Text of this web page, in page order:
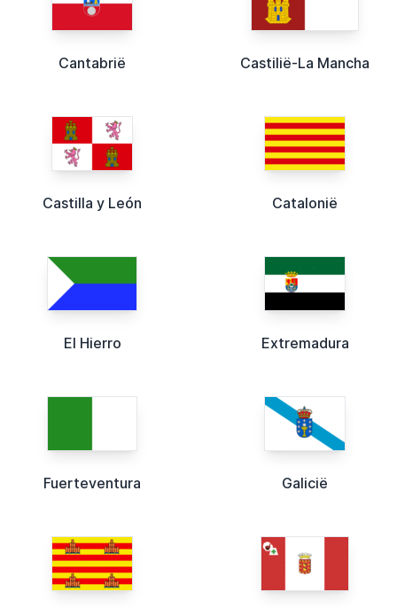
Cantabrië Castilië-La Mancha
Castilla y León Catalonië
El Hierro Extremadura
Fuerteventura Galicië